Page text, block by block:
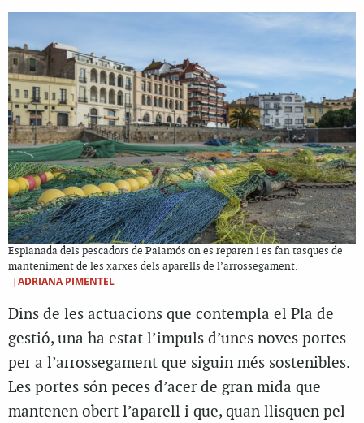
Esplanada dels pescadors de Palamós on es reparen i es fan tasques de
manteniment de les xarxes dels aparells de l’arrossegament.
|ADRIANA PIMENTEL
Dins de les actuacions que contempla el Pla de
gestió, una ha estat l’impuls d’unes noves portes
per a l’arrossegament que siguin més sostenibles.
Les portes són peces d’acer de gran mida que
mantenen obert l’aparell i que, quan llisquen pel